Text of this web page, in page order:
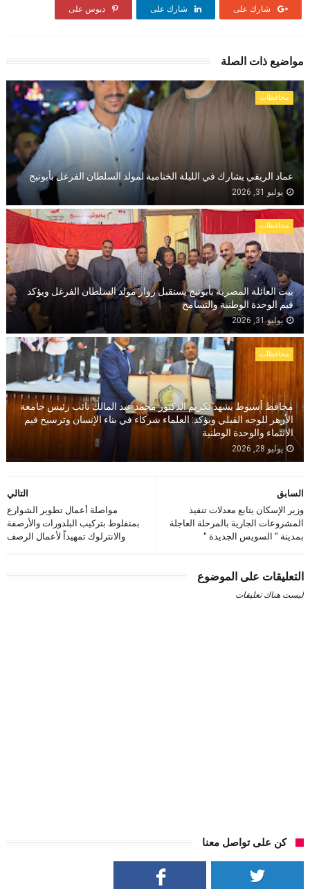
شارك على شارك على دبوس على
مواضيع ذات الصلة
محافظات
عماد الريفي يشارك في الليلة الختامية لمولد السلطان الفرغل بأبوتيج
يوليو 31, 2026
محافظات
بيت العائلة المصرية بأبوتيج يستقبل زوار مولد السلطان الفرغل ويؤكد
قيم الوحدة الوطنية والتسامح
يوليو 31, 2026
محافظات
محافظ أسيوط يشهد تكريم الدكتور محمد عبد المالك نائب رئيس جامعة
الأزهر للوجه القبلي ويؤكد: العلماء شركاء في بناء الإنسان وترسيخ قيم
الانتماء والوحدة الوطنية
يوليو 28, 2026
التالي
مواصلة أعمال تطوير الشوارع
بمنفلوط بتركيب البلدورات والأرصفة
والانترلوك تمهيداً لأعمال الرصف
السابق
وزير الإسكان يتابع معدلات تنفيذ
المشروعات الجارية بالمرحلة العاجلة
بمدينة " السويس الجديدة "
التعليقات على الموضوع
ليست هناك تعليقات
كن على تواصل معنا